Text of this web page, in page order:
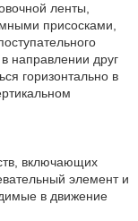
ленты,
присосками,
направлении друг
горизонтально в
включающих
элемент и
в движение